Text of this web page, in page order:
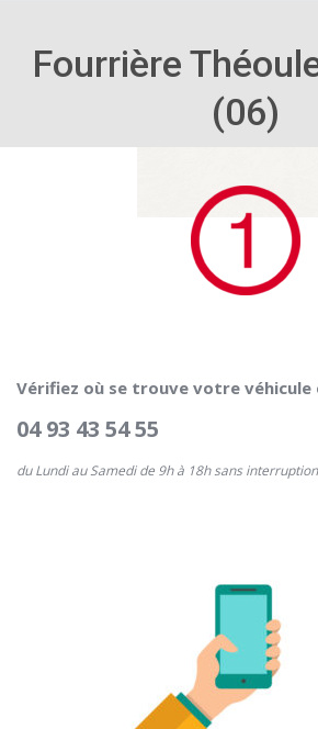
Fourrière
(06)
Vérifiez où se trouve votre véhicule
04 93 43 54 55
du Lundi au Samedi de 9h à 18h sans interruption